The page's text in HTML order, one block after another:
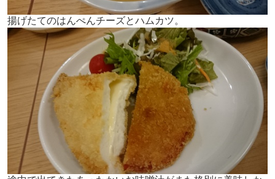
揚げたてのはんぺんチーズとハムカツ。